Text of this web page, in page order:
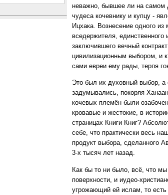
неважно, бывшее ли на самом
чудеса кочевнику и купцу -
Ицхака. Вознесение одного
вседержителя,
заключившего вечный
цивилизационным выбором, и
сами евреи ему рады, терпя
Это был их духовный выбор, а
задумывались, покоряя
кочевых племён были
кровавые и жестокие, в
страницах Книги Книг?
себе, что практически весь
продукт выбора, сделанного
3-х тысяч лет назад.
Как бы то ни было, всё, что
поверхности, и иудео-
угрожающий ей ислам, то есть